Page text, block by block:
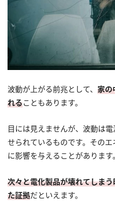
波動が上がる前兆として、 家の
れることもあります。
目には見えませんが、波動は
せられているものです。その
に影響を与えることがあります。
次々と電化製品が壊れてしま
た証拠だといえます。